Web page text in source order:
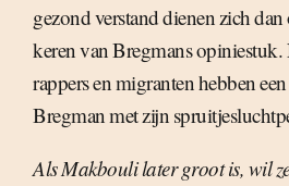
gezond verstand dienen zich
keren van Bregmans
rappers en migranten hebben
Bregman met zijn
Als Makbouli later groot is, wil